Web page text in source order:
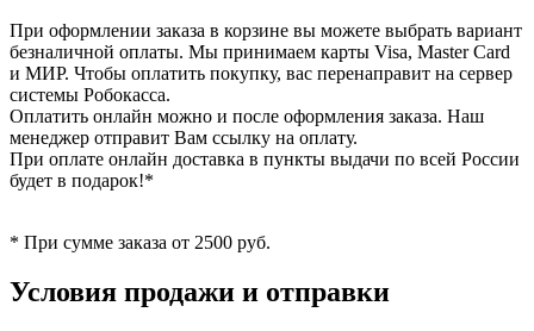
При оформлении заказа в корзине вы можете выбрать вариант
безналичной оплаты. Мы принимаем карты Visa, Master Card
и МИР. Чтобы оплатить покупку, вас перенаправит на сервер
системы Робокасса.
Оплатить онлайн можно и после оформления заказа. Наш
менеджер отправит Вам ссылку на оплату.
При оплате онлайн доставка в пункты выдачи по всей России
будет в подарок!*
* При сумме заказа от 2500 руб.
Условия продажи и отправки